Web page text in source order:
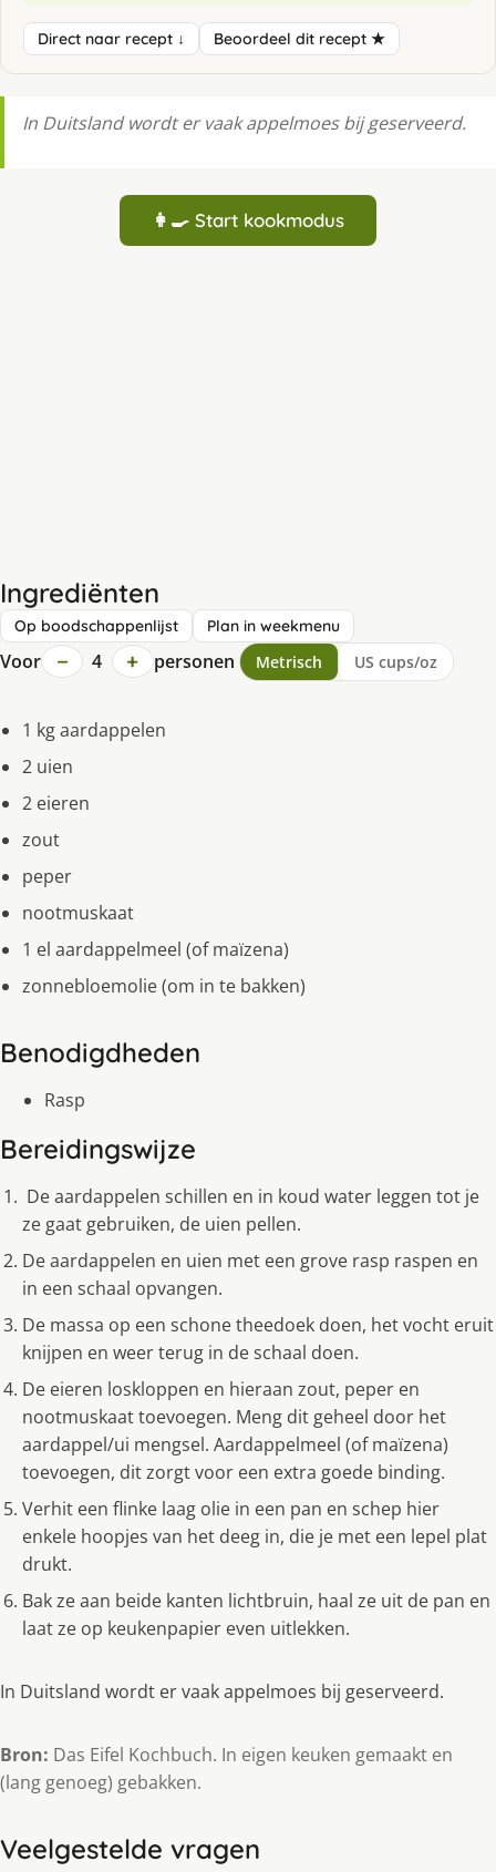
Direct naar recept ↓ Beoordeel dit recept ★
In Duitsland wordt er vaak appelmoes bĳ geserveerd.
👩‍🍳 Start kookmodus
Ingrediënten
Op boodschappenlijst Plan in weekmenu
Voor − 4 + personen Metrisch US cups/oz
1 kg aardappelen
2 uien
2 eieren
zout
peper
nootmuskaat
1 el aardappelmeel (of maïzena)
zonnebloemolie (om in te bakken)
Benodigdheden
Rasp
Bereidingswijze
De aardappelen schillen en in koud water leggen tot je
ze gaat gebruiken, de uien pellen.
De aardappelen en uien met een grove rasp raspen en
in een schaal opvangen.
De massa op een schone theedoek doen, het vocht eruit
knĳpen en weer terug in de schaal doen.
De eieren loskloppen en hieraan zout, peper en
nootmuskaat toevoegen. Meng dit geheel door het
aardappel/ui mengsel. Aardappelmeel (of maïzena)
toevoegen, dit zorgt voor een extra goede binding.
Verhit een flinke laag olie in een pan en schep hier
enkele hoopjes van het deeg in, die je met een lepel plat
drukt.
Bak ze aan beide kanten lichtbruin, haal ze uit de pan en
laat ze op keukenpapier even uitlekken.
In Duitsland wordt er vaak appelmoes bĳ geserveerd.
Bron: Das Eifel Kochbuch. In eigen keuken gemaakt en
(lang genoeg) gebakken.
Veelgestelde vragen